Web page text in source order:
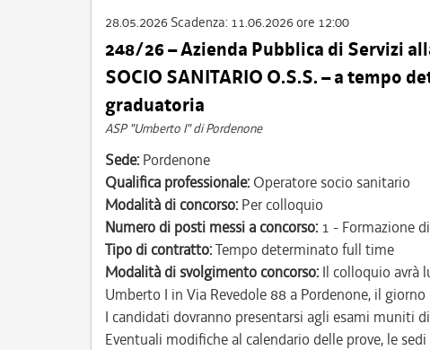
28.05.2026 Scadenza: 11.06.2026 ore 12:00
248/26 – Azienda Pubblica di Servizi
SOCIO SANITARIO O.S.S. – a tempo
graduatoria
ASP "Umberto I" di Pordenone
Sede: Pordenone
Qualifica professionale: Operatore socio sanitario
Modalità di concorso: Per colloquio
Numero di posti messi a concorso: 1 - Formazione
Tipo di contratto:Tempo determinato full time
Modalità di svolgimento concorso: Il colloquio avrà
Umberto I in Via Revedole 88 a Pordenone, il
I candidati dovranno presentarsi agli esami muniti
Eventuali modifiche al calendario delle prove, le